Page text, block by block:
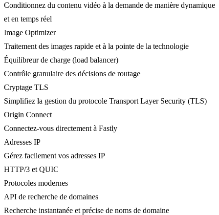
Conditionnez du contenu vidéo à la demande de manière dynamique
et en temps réel
Image Optimizer
Traitement des images rapide et à la pointe de la technologie
Équilibreur de charge (load balancer)
Contrôle granulaire des décisions de routage
Cryptage TLS
Simplifiez la gestion du protocole Transport Layer Security (TLS)
Origin Connect
Connectez-vous directement à Fastly
Adresses IP
Gérez facilement vos adresses IP
HTTP/3 et QUIC
Protocoles modernes
API de recherche de domaines
Recherche instantanée et précise de noms de domaine